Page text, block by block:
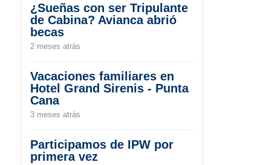
¿Sueñas con ser Tripulante
de Cabina? Avianca abrió
becas
2 meses atrás
Vacaciones familiares en
Hotel Grand Sirenis - Punta
Cana
3 meses atrás
Participamos de IPW por
primera vez